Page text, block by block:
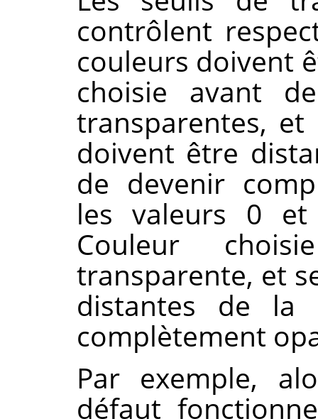
contrôlent
couleurs doivent
choisie avant
transparentes,
doivent être
de devenir
les valeurs 0
Couleur
transparente, et
distantes de la
complètement
Par exemple,
défaut